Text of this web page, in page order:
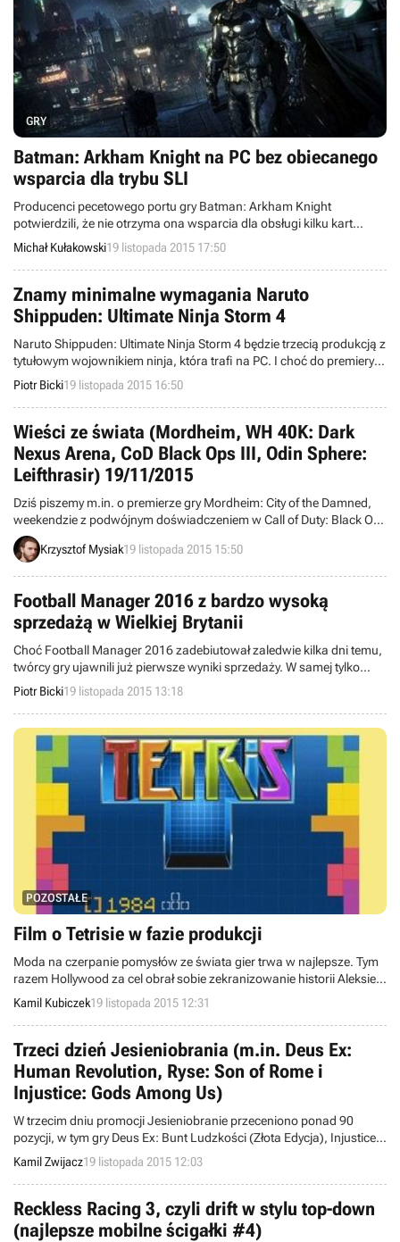
GRY
Batman: Arkham Knight na PC bez obiecanego
wsparcia dla trybu SLI
Producenci pecetowego portu gry Batman: Arkham Knight
potwierdzili, że nie otrzyma ona wsparcia dla obsługi kilku kart
graficznych w trybie SLI. Funkcja ta miała zostać dodana w
nadchodzących łatkach, ale ze względu na trudności w
implementacji prace nad nią zostały porzucone.
Michał Kułakowski19 listopada 2015 17:50
Znamy minimalne wymagania Naruto
Shippuden: Ultimate Ninja Storm 4
Naruto Shippuden: Ultimate Ninja Storm 4 będzie trzecią produkcją z
tytułowym wojownikiem ninja, która trafi na PC. I choć do premiery
zostało jeszcze kilka miesięcy, twórcy gry ujawnili jej minimalne
wymagania sprzętowe w wersji komputerowej.
Piotr Bicki19 listopada 2015 16:50
Wieści ze świata (Mordheim, WH 40K: Dark
Nexus Arena, CoD Black Ops III, Odin Sphere:
Leifthrasir) 19/11/2015
Dziś piszemy m.in. o premierze gry Mordheim: City of the Damned,
weekendzie z podwójnym doświadczeniem w Call of Duty: Black Ops
III, grudniowym debiucie gry Warhammer 40,000: Dark Nexus Arena
w Steam Early Access oraz terminie wydania Odin Sphere: Leifthrasir
Krzysztof Mysiak19 listopada 2015 15:50
Football Manager 2016 z bardzo wysoką
sprzedażą w Wielkiej Brytanii
Choć Football Manager 2016 zadebiutował zaledwie kilka dni temu,
twórcy gry ujawnili już pierwsze wyniki sprzedaży. W samej tylko
Wielkiej Brytanii produkcja znalazła ponad 110 tysięcy nabywców,
przy czym większość egzemplarzy kupiono za pośrednictwem
cyfrowej dystrybucji.
Piotr Bicki19 listopada 2015 13:18
POZOSTAŁE
Film o Tetrisie w fazie produkcji
Moda na czerpanie pomysłów ze świata gier trwa w najlepsze. Tym
razem Hollywood za cel obrał sobie zekranizowanie historii Aleksieja
Pażytnowa, kreatora kultowego Tetrisa.
Kamil Kubiczek19 listopada 2015 12:31
Trzeci dzień Jesieniobrania (m.in. Deus Ex:
Human Revolution, Ryse: Son of Rome i
Injustice: Gods Among Us)
W trzecim dniu promocji Jesieniobranie przeceniono ponad 90
pozycji, w tym gry Deus Ex: Bunt Ludzkości (Złota Edycja), Injustice:
Gods Among Us (Ultimate Edition), Ryse: Son of Rome czy też Lara
Croft and the Temple of Osiris. Jutro o 12:00 oferta ulegnie zmianie,
a wyprzedaż zakończy się 22 listopada.
Kamil Zwijacz19 listopada 2015 12:03
Reckless Racing 3, czyli drift w stylu top-down
(najlepsze mobilne ścigałki #4)